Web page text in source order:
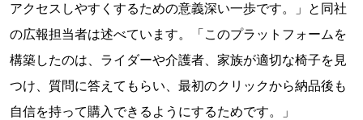
アクセスしやすくするための意義深い一歩です。」と同社
の広報担当者は述べています。「このプラットフォームを
構築したのは、ライダーや介護者、家族が適切な椅子を見
つけ、質問に答えてもらい、最初のクリックから納品後も
自信を持って購入できるようにするためです。」